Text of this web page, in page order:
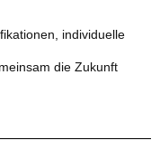
individuelle
die Zukunft